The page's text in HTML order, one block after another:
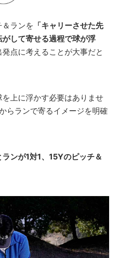
ランを 「キャリーさせた先
がして寄せる過程で球が浮
点に考えることが大事だと
上に浮かす必要はありませ
らランで寄るイメージを明確
ランが1対1、15Yのピッチ＆